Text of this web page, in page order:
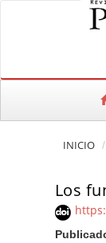
Salto rápido al
Navegación
INICIO
Los